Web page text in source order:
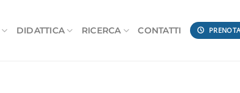
DIDATTICA RICERCA CONTATTI